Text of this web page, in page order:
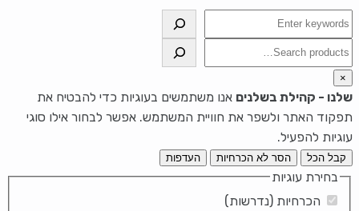
חיפוש
חיפוש
×
שלנו - קהילת בשלנים אנו משתמשים בעוגיות כדי להבטיח את
תפקוד האתר ולשפר את חוויית המשתמש. אפשר לבחור אילו סוגי
עוגיות להפעיל.
קבל הכל הסר לא הכרחיות העדפות
בחירת עוגיות
הכרחיות (נדרשות)